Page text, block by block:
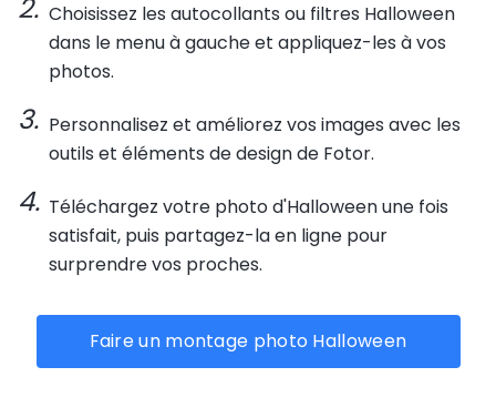
Choisissez les autocollants ou filtres Halloween
dans le menu à gauche et appliquez-les à vos
photos.
Personnalisez et améliorez vos images avec les
outils et éléments de design de Fotor.
Téléchargez votre photo d'Halloween une fois
satisfait, puis partagez-la en ligne pour
surprendre vos proches.
Faire un montage photo Halloween